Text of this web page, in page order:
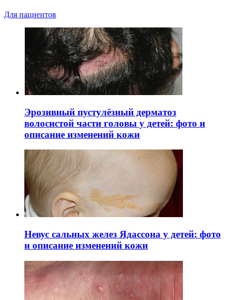
Для пациентов
Эрозивный пустулёзный дерматоз
волосистой части головы у детей: фото и
описание изменений кожи
Невус сальных желез Ядассона у детей: фото
и описание изменений кожи